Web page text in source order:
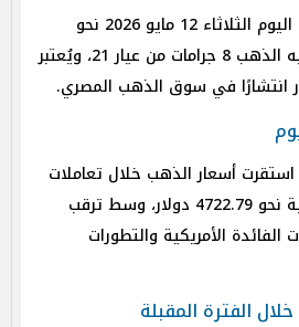
سجل سعر الجنيه الذهب اليوم الثلاثاء 12 مايو 2026 نحو
55920 جنيهًا، ويزن الجنيه الذهب 8 جرامات من عيار 21، ويُعتبر
انتشارًا في سوق الذهب المصري.
أسعار الذهب خلال تعاملات
اليوم، حيث سجلت الأوقية نحو 4722.79 دولار، وسط ترقب
الفائدة الأمريكية والتطورات
الفترة المقبلة